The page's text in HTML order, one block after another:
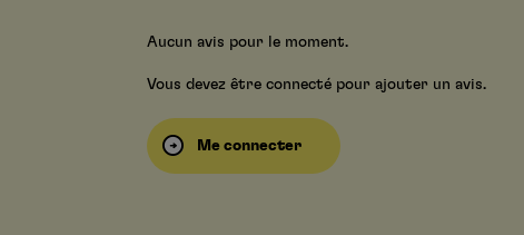
Aucun avis pour le moment.
Vous devez être connecté pour ajouter un avis.
Me connecter